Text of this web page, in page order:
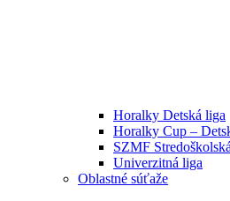
Horalky Detská liga
Horalky Cup –
SZMF
Univerzitná liga
Oblastné súťaže